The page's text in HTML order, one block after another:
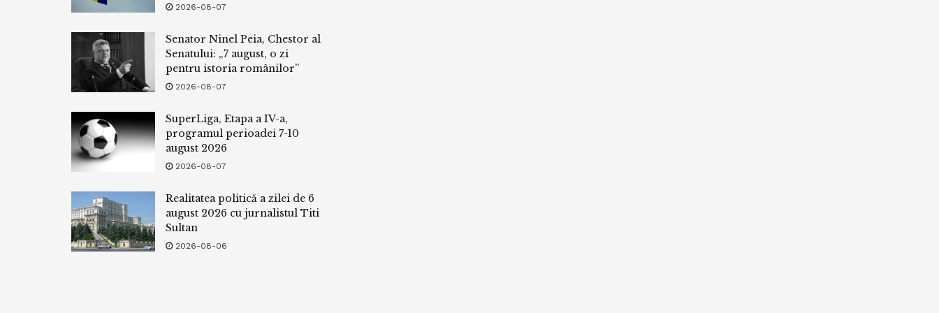
2026-08-07
Senator Ninel Peia, Chestor al
Senatului: „7 august, o zi
pentru istoria românilor”
2026-08-07
SuperLiga, Etapa a IV-a,
programul perioadei 7-10
august 2026
2026-08-07
Realitatea politică a zilei de 6
august 2026 cu jurnalistul Titi
Sultan
2026-08-06